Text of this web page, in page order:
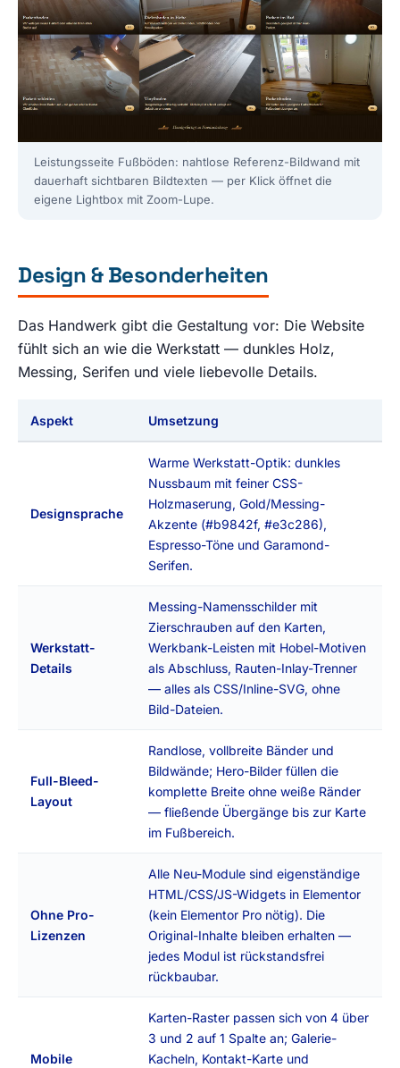
Leistungsseite Fußböden: nahtlose Referenz-Bildwand mit
dauerhaft sichtbaren Bildtexten — per Klick öffnet die
eigene Lightbox mit Zoom-Lupe.
Design & Besonderheiten
Das Handwerk gibt die Gestaltung vor: Die Website
fühlt sich an wie die Werkstatt — dunkles Holz,
Messing, Serifen und viele liebevolle Details.
Aspekt Umsetzung
Designsprache
Warme Werkstatt-Optik: dunkles
Nussbaum mit feiner CSS-
Holzmaserung, Gold/Messing-
Akzente (#b9842f, #e3c286),
Espresso-Töne und Garamond-
Serifen.
Werkstatt-
Details
Messing-Namensschilder mit
Zierschrauben auf den Karten,
Werkbank-Leisten mit Hobel-Motiven
als Abschluss, Rauten-Inlay-Trenner
— alles als CSS/Inline-SVG, ohne
Bild-Dateien.
Full-Bleed-
Layout
Randlose, vollbreite Bänder und
Bildwände; Hero-Bilder füllen die
komplette Breite ohne weiße Ränder
— fließende Übergänge bis zur Karte
im Fußbereich.
Ohne Pro-
Lizenzen
Alle Neu-Module sind eigenständige
HTML/CSS/JS-Widgets in Elementor
(kein Elementor Pro nötig). Die
Original-Inhalte bleiben erhalten —
jedes Modul ist rückstandsfrei
rückbaubar.
Mobile
Karten-Raster passen sich von 4 über
3 und 2 auf 1 Spalte an; Galerie-
Kacheln, Kontakt-Karte und